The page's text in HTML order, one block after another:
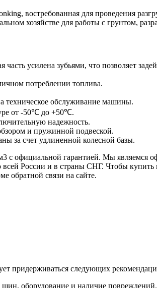
востребованная для проведения
хозяйстве для работы с грунтом,
усилена зубьями, что позволяет
потреблении топлива.
техническое обслуживание машины.
от -50℃ до +50℃.
надежность.
и пружинной подвеской.
за счет удлиненной колесной базы.
с официальной гарантией. Мы являемся
России и в страны СНГ. Чтобы
обратной связи на сайте.
придерживаться следующих
шин, оборудование и наличие повреждений.